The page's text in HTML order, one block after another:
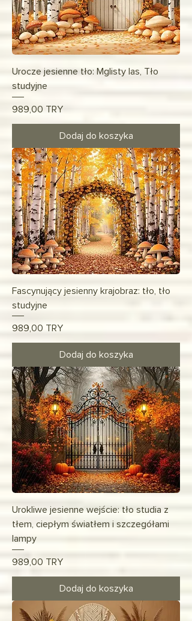
Urocze jesienne tło: Mglisty las, Tło
studyjne
Cena
989,00 TRY
Dodaj do koszyka
Fascynujący jesienny krajobraz: tło, tło
studyjne
Cena
989,00 TRY
Dodaj do koszyka
Urokliwe jesienne wejście: tło studia z
tłem, ciepłym światłem i szczegółami
lampy
Cena
989,00 TRY
Dodaj do koszyka